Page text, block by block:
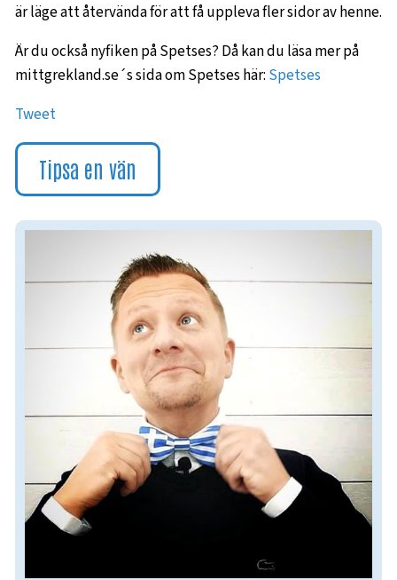
är läge att återvända för att få uppleva fler sidor av henne.
Är du också nyfiken på Spetses? Då kan du läsa mer på
mittgrekland.se´s sida om Spetses här: Spetses
Tweet
Tipsa en vän